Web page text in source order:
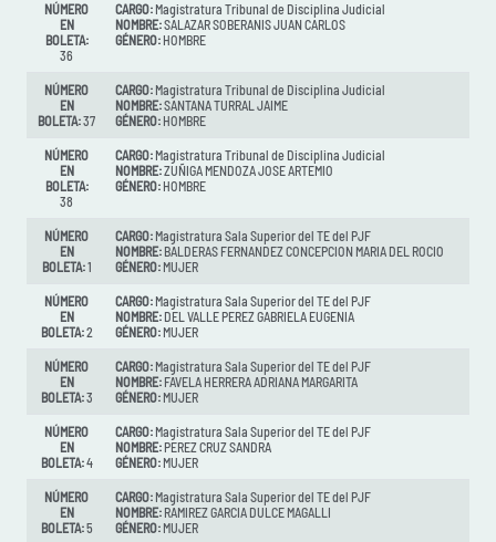
NÚMERO
EN
BOLETA:
36
CARGO: Magistratura Tribunal de Disciplina Judicial
NOMBRE:SALAZAR SOBERANIS JUAN CARLOS
GÉNERO: HOMBRE
NÚMERO
EN
BOLETA:37
CARGO: Magistratura Tribunal de Disciplina Judicial
NOMBRE:SANTANA TURRAL JAIME
GÉNERO: HOMBRE
NÚMERO
EN
BOLETA:
38
CARGO: Magistratura Tribunal de Disciplina Judicial
NOMBRE:ZUÑIGA MENDOZA JOSE ARTEMIO
GÉNERO: HOMBRE
NÚMERO
EN
BOLETA:1
CARGO: Magistratura Sala Superior del TE del PJF
NOMBRE: BALDERAS FERNANDEZ CONCEPCION MARIA DEL ROCIO
GÉNERO: MUJER
NÚMERO
EN
BOLETA:2
CARGO: Magistratura Sala Superior del TE del PJF
NOMBRE: DEL VALLE PEREZ GABRIELA EUGENIA
GÉNERO: MUJER
NÚMERO
EN
BOLETA:3
CARGO: Magistratura Sala Superior del TE del PJF
NOMBRE: FAVELA HERRERA ADRIANA MARGARITA
GÉNERO: MUJER
NÚMERO
EN
BOLETA:4
CARGO: Magistratura Sala Superior del TE del PJF
NOMBRE:PEREZ CRUZ SANDRA
GÉNERO: MUJER
NÚMERO
EN
BOLETA:5
CARGO: Magistratura Sala Superior del TE del PJF
NOMBRE: RAMIREZ GARCIA DULCE MAGALLI
GÉNERO: MUJER